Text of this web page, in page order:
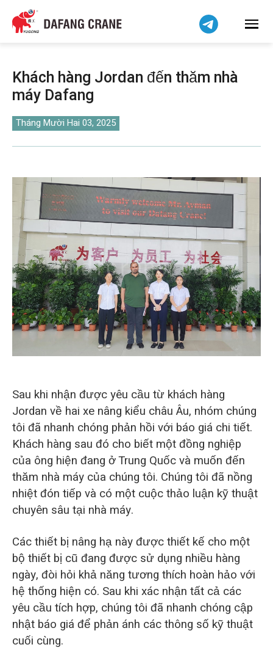
Khách hàng Jordan đến thăm nhà
máy Dafang
Tháng Mười Hai 03, 2025
Sau khi nhận được yêu cầu từ khách hàng
Jordan về hai xe nâng kiểu châu Âu, nhóm chúng
tôi đã nhanh chóng phản hồi với báo giá chi tiết.
Khách hàng sau đó cho biết một đồng nghiệp
của ông hiện đang ở Trung Quốc và muốn đến
thăm nhà máy của chúng tôi. Chúng tôi đã nồng
nhiệt đón tiếp và có một cuộc thảo luận kỹ thuật
chuyên sâu tại nhà máy.
Các thiết bị nâng hạ này được thiết kế cho một
bộ thiết bị cũ đang được sử dụng nhiều hàng
ngày, đòi hỏi khả năng tương thích hoàn hảo với
hệ thống hiện có. Sau khi xác nhận tất cả các
yêu cầu tích hợp, chúng tôi đã nhanh chóng cập
nhật báo giá để phản ánh các thông số kỹ thuật
cuối cùng.
हिन्दी
Bahasa Indonesia
বাংলা
فارسی
Pilipino
اردو
Čeština
Беларуская мова
Kiswahili
Dansk
Norsk
O‘zbekcha